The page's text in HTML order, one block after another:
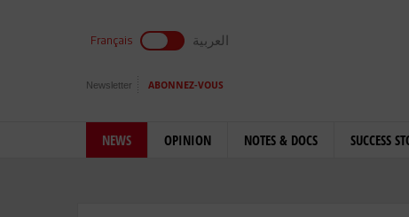
Français العربية
Newsletter ABONNEZ-VOUS
NEWS OPINION NOTES & DOCS SUCCESS